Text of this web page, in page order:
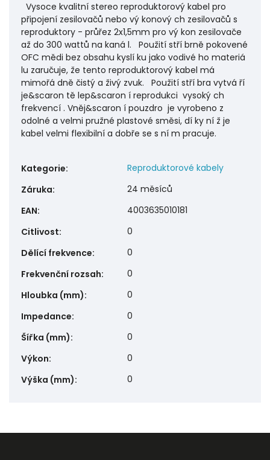
Vysoce kvalitní stereo reproduktorový kabel pro
připojení zesilovačů nebo vý konový ch zesilovačů s
reproduktory - průřez 2x1,5mm pro vý kon zesilovače
až do 300 wattů na kaná l. Použití stří brně pokovené
OFC mědi bez obsahu kyslí ku jako vodivé ho materiá
lu zaručuje, že tento reproduktorový kabel má
mimořá dně čistý a živý zvuk. Použití stří bra vytvá ří
je&scaron tě lep&scaron í reprodukci vysoký ch
frekvencí . Vněj&scaron í pouzdro je vyrobeno z
odolné a velmi pružné plastové směsi, dí ky ní ž je
kabel velmi flexibilní a dobře se s ní m pracuje.
Kategorie:
Reproduktorové kabely
Záruka:
24 měsíců
EAN:
4003635010181
Citlivost:
0
Dělící frekvence:
0
Frekvenční rozsah:
0
Hloubka (mm):
0
Impedance:
0
Šířka (mm):
0
Výkon:
0
Výška (mm): 0